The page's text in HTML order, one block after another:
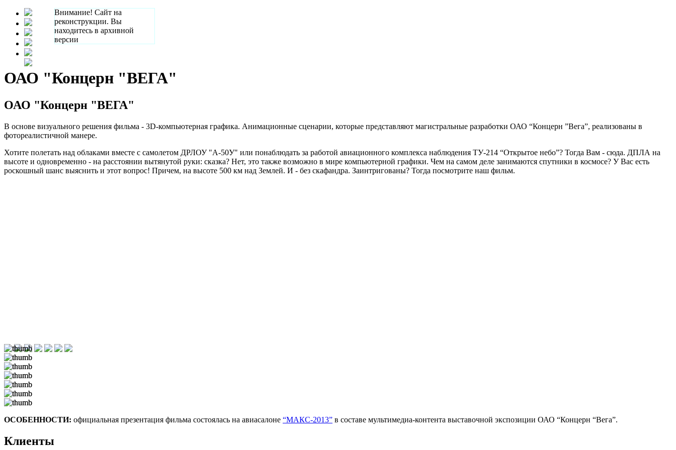
Внимание! Сайт на
реконструкции. Вы
находитесь в архивной
версии
ОАО "Концерн "ВЕГА"
ОАО "Концерн "ВЕГА"
В основе визуального решения фильма - 3D-компьютерная графика. Анимационные сценарии, которые представляют магистральные разработки ОАО “Концерн ”Вега”, реализованы в
фотореалистичной манере.
Хотите полетать над облаками вместе с самолетом ДРЛОУ "А-50У" или понаблюдать за работой авиационного комплекса наблюдения ТУ-214 “Открытое небо”? Тогда Вам - сюда. ДПЛА на
высоте и одновременно - на расстоянии вытянутой руки: сказка? Нет, это также возможно в мире компьютерной графики. Чем на самом деле занимаются спутники в космосе? У Вас есть
роскошный шанс выяснить и этот вопрос! Причем, на высоте 500 км над Землей. И - без скафандра. Заинтригованы? Тогда посмотрите наш фильм.
ОСОБЕННОСТИ: официальная презентация фильма состоялась на авиасалоне “МАКС-2013” в составе мультимедиа-контента выставочной экспозиции ОАО “Концерн “Вега”.
Клиенты